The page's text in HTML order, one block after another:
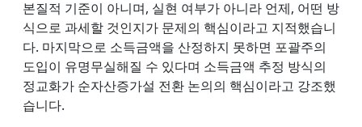
본질적 기준이 아니며, 실현 여부가 아니라 언제, 어떤 방
식으로 과세할 것인지가 문제의 핵심이라고 지적했습니
다. 마지막으로 소득금액을 산정하지 못하면 포괄주의
도입이 유명무실해질 수 있다며 소득금액 추정 방식의
정교화가 순자산증가설 전환 논의의 핵심이라고 강조했
습니다.